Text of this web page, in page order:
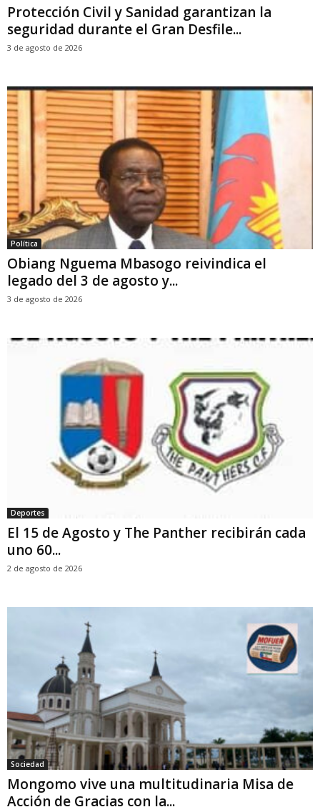
Protección Civil y Sanidad garantizan la
seguridad durante el Gran Desfile...
3 de agosto de 2026
Política
Obiang Nguema Mbasogo reivindica el
legado del 3 de agosto y...
3 de agosto de 2026
Deportes
El 15 de Agosto y The Panther recibirán cada
uno 60...
2 de agosto de 2026
Sociedad
Mongomo vive una multitudinaria Misa de
Acción de Gracias con la...